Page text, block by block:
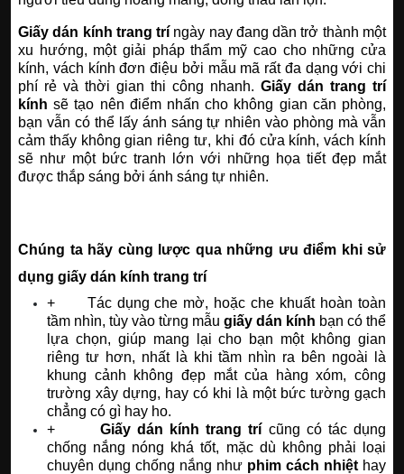
Giấy dán kính trang trí ngày nay đang dần trở thành một
xu hướng, một giải pháp thẩm mỹ cao cho những cửa
kính, vách kính đơn điệu bởi mẫu mã rất đa dạng với chi
phí rẻ và thời gian thi công nhanh. Giấy dán trang trí
kính sẽ tạo nên điểm nhấn cho không gian căn phòng,
bạn vẫn có thể lấy ánh sáng tự nhiên vào phòng mà vẫn
cảm thấy không gian riêng tư, khi đó cửa kính, vách kính
sẽ như một bức tranh lớn với những họa tiết đẹp mắt
được thắp sáng bởi ánh sáng tự nhiên.
Chúng ta hãy cùng lược qua những ưu điểm khi sử
dụng giấy dán kính trang trí
+ Tác dụng che mờ, hoặc che khuất hoàn toàn
tầm nhìn, tùy vào từng mẫu giấy dán kính bạn có thể
lựa chọn, giúp mang lại cho bạn một không gian
riêng tư hơn, nhất là khi tầm nhìn ra bên ngoài là
khung cảnh không đẹp mắt của hàng xóm, công
trường xây dựng, hay có khi là một bức tường gạch
chẳng có gì hay ho.
+ Giấy dán kính trang trí cũng có tác dụng
chống nắng nóng khá tốt, mặc dù không phải loại
chuyên dụng chống nắng như phim cách nhiệt hay